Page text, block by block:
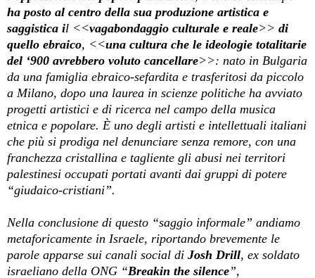
ha posto al centro della sua produzione artistica e
saggistica il <<vagabondaggio culturale e reale>> di
quello ebraico, <<una cultura che le ideologie totalitarie
del ‘900 avrebbero voluto cancellare>>: nato in Bulgaria
da una famiglia ebraico-sefardita e trasferitosi da piccolo
a Milano, dopo una laurea in scienze politiche ha avviato
progetti artistici e di ricerca nel campo della musica
etnica e popolare. È uno degli artisti e intellettuali italiani
che più si prodiga nel denunciare senza remore, con una
franchezza cristallina e tagliente gli abusi nei territori
palestinesi occupati portati avanti dai gruppi di potere
“giudaico-cristiani”.
Nella conclusione di questo “saggio informale” andiamo
metaforicamente in Israele, riportando brevemente le
parole apparse sui canali social di Josh Drill, ex soldato
israeliano della ONG “Breakin the silence”,